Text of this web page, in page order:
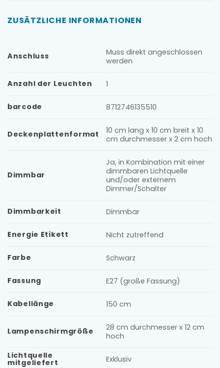
ZUSÄTZLICHE INFORMATIONEN
Anschluss
Muss direkt angeschlossen
werden
Anzahl der Leuchten 1
barcode 8712746135510
Deckenplattenformat
10 cm lang x 10 cm breit x 10
cm durchmesser x 2 cm hoch
Dimmbar
Ja, in Kombination mit einer
dimmbaren Lichtquelle
und/oder externem
Dimmer/Schalter
Dimmbarkeit Dimmbar
Energie Etikett Nicht zutreffend
Farbe Schwarz
Fassung E27 (große Fassung)
Kabellänge 150 cm
Lampenschirmgröße
28 cm durchmesser x 12 cm
hoch
Lichtquelle
mitgeliefert Exklusiv